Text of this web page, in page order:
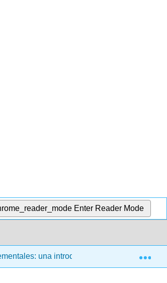
Enter Reader Mode
una introducción a temas en